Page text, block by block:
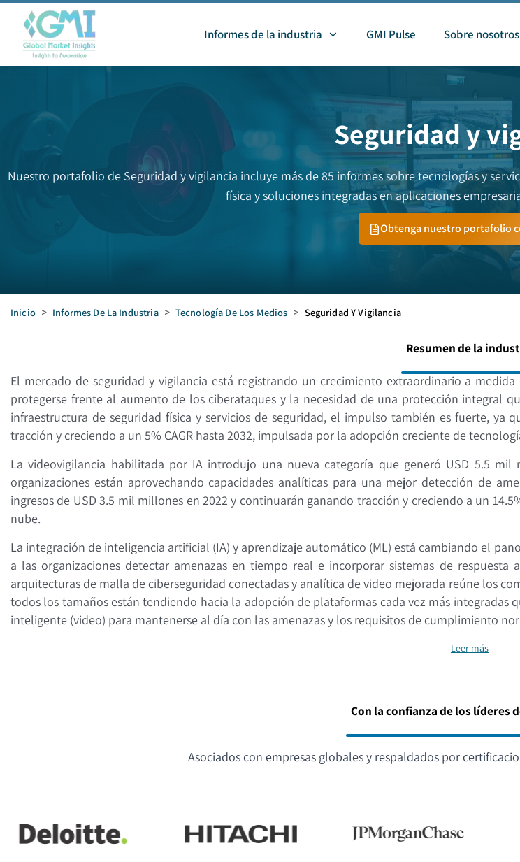
Informes de la industria GMI Pulse Sobre nosotros
Seguridad y
Nuestro portafolio de Seguridad y vigilancia incluye más de 85 informes sobre tecnologías y
física y soluciones integradas en aplicaciones
Obtenga nuestro portafolio
Inicio > Informes De La Industria > Tecnología De Los Medios > Seguridad Y Vigilancia
Resumen de la
El mercado de seguridad y vigilancia está registrando un crecimiento extraordinario a
protegerse frente al aumento de los ciberataques y la necesidad de una protección integral
infraestructura de seguridad física y servicios de seguridad, el impulso también es fuerte, ya
tracción y creciendo a un 5% CAGR hasta 2032, impulsada por la adopción creciente de
La videovigilancia habilitada por IA introdujo una nueva categoría que generó USD 5.5
organizaciones están aprovechando capacidades analíticas para una mejor detección de
ingresos de USD 3.5 mil millones en 2022 y continuarán ganando tracción y creciendo a un
nube.
La integración de inteligencia artificial (IA) y aprendizaje automático (ML) está cambiando el
a las organizaciones detectar amenazas en tiempo real e incorporar sistemas de
arquitecturas de malla de ciberseguridad conectadas y analítica de video mejorada reúne los
todos los tamaños están tendiendo hacia la adopción de plataformas cada vez más integradas
inteligente (video) para mantenerse al día con las amenazas y los requisitos de cumplimiento
Leer más
Con la confianza de los líderes
Asociados con empresas globales y respaldados por